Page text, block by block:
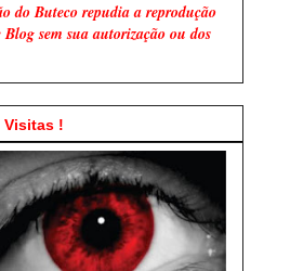
do Buteco repudia a reprodução
Blog sem sua autorização ou dos
Visitas !